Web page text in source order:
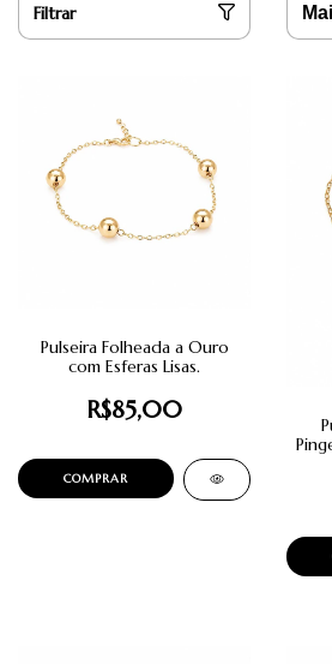
Filtrar
Pulseira Folheada a Ouro
com Esferas Lisas.
R$85,00